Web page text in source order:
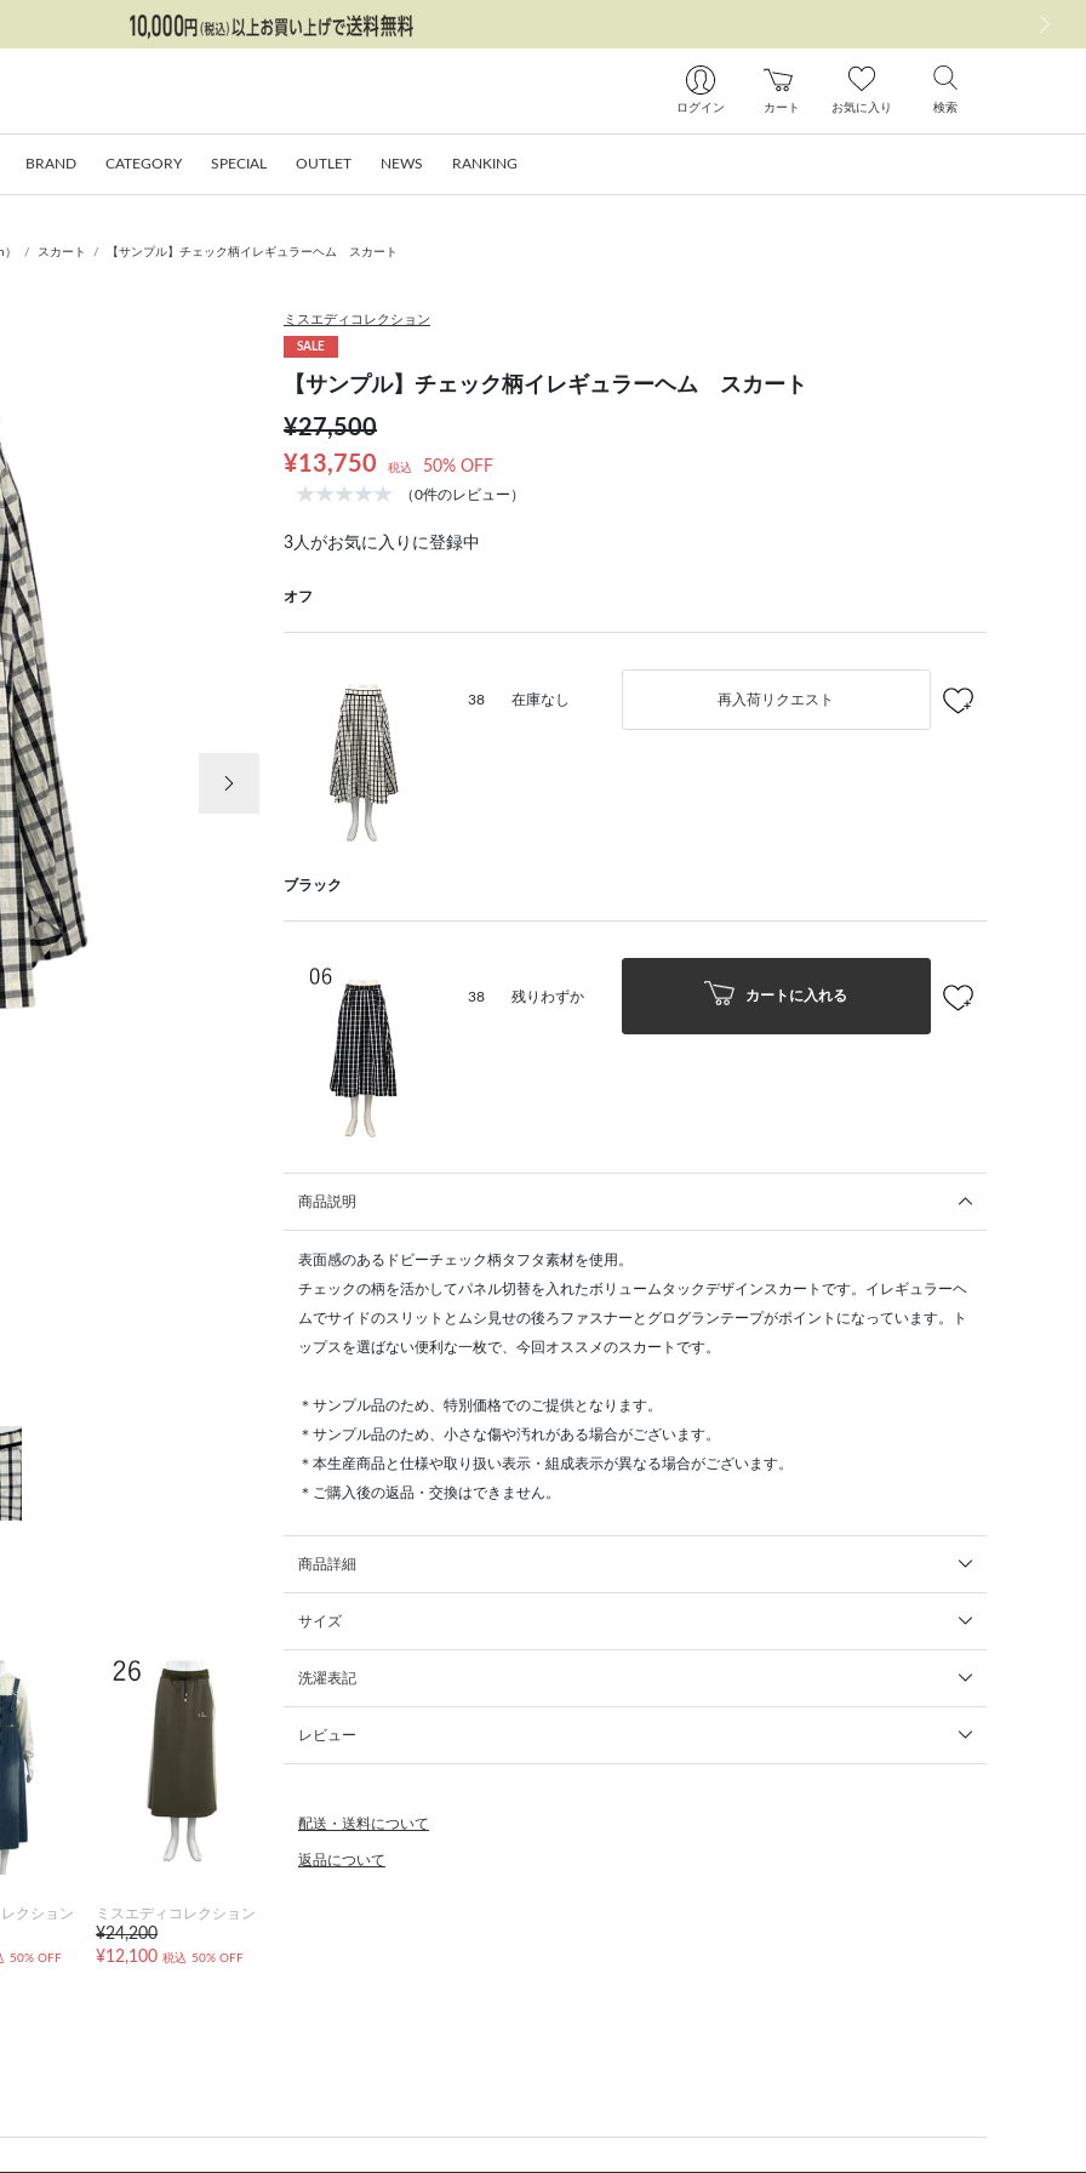
ログイン カート お気に入り 検索
BRAND CATEGORY SPECIAL OUTLET NEWS RANKING
スカート 【サンプル】チェック柄イレギュラーヘム スカート
クション
50% OFF
ミスエディコレクション
¥24,200
¥12,100 税込 50% OFF
ミスエディコレクション
SALE
【サンプル】チェック柄イレギュラーヘム スカート
¥27,500
¥13,750
税込 50% OFF
（0件のレビュー）
3人がお気に入りに登録中
オフ
38 在庫なし 再入荷リクエスト
ブラック
38 残りわずか カートに入れる
商品説明
表面感のあるドビーチェック柄タフタ素材を使用。
チェックの柄を活かしてパネル切替を入れたボリュームタックデザインスカートです。イレギュラーヘ
ムでサイドのスリットとムシ見せの後ろファスナーとグログランテープがポイントになっています。ト
ップスを選ばない便利な一枚で、今回オススメのスカートです。
＊サンプル品のため、特別価格でのご提供となります。
＊サンプル品のため、小さな傷や汚れがある場合がございます。
＊本生産商品と仕様や取り扱い表示・組成表示が異なる場合がございます。
＊ご購入後の返品・交換はできません。
商品詳細
サイズ
洗濯表記
レビュー
配送・送料について
返品について